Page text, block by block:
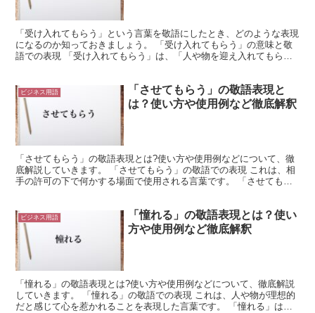
「受け入れてもらう」という言葉を敬語にしたとき、どのような表現
になるのか知っておきましょう。 「受け入れてもらう」の意味と敬
語での表現 「受け入れてもらう」は、「人や物を迎え入れてもらっ
ビジネス用語
「させてもらう」の敬語表現と
は？使い方や使用例など徹底解釈
「させてもらう」の敬語表現とは?使い方や使用例などについて、徹
底解説していきます。 「させてもらう」の敬語での表現 これは、相
手の許可の下で何かする場面で使用される言葉です。 「させてもら
ビジネス用語
「憧れる」の敬語表現とは？使い
方や使用例など徹底解釈
「憧れる」の敬語表現とは?使い方や使用例などについて、徹底解説
していきます。 「憧れる」の敬語での表現 これは、人や物が理想的
だと感じて心を惹かれることを表現した言葉です。 「憧れる」は、